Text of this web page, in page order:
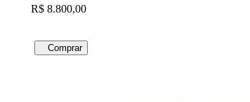
R$ 8.800,00
Comprar